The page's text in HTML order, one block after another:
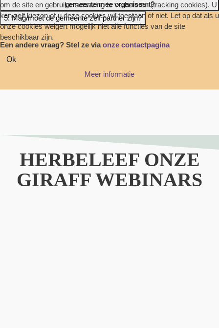
gemeente mee organiseert?
5. Mag/moet de gemeente zelf partner zijn?
Een andere vraag? Stel ze viaonze contactpagina
HERBELEEF ONZE
GIRAFF WEBINARS
om de site en gebruikerservaring te verbeteren (tracking cookies). U
kan zelf kiezen of u deze cookies wil toestaan of niet. Let op dat als u
onze cookies weigert mogelijk niet alle functies van de site
beschikbaar zijn.
Ok
Meer informatie